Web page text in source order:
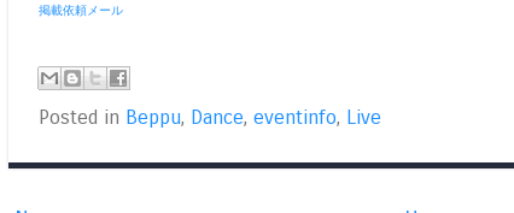
掲載依頼メール
Posted in Beppu, Dance, eventinfo, Live